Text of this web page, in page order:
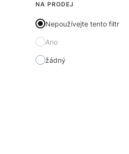
NA PRODEJ
Nepoužívejte tento filtr
Ano
žádný